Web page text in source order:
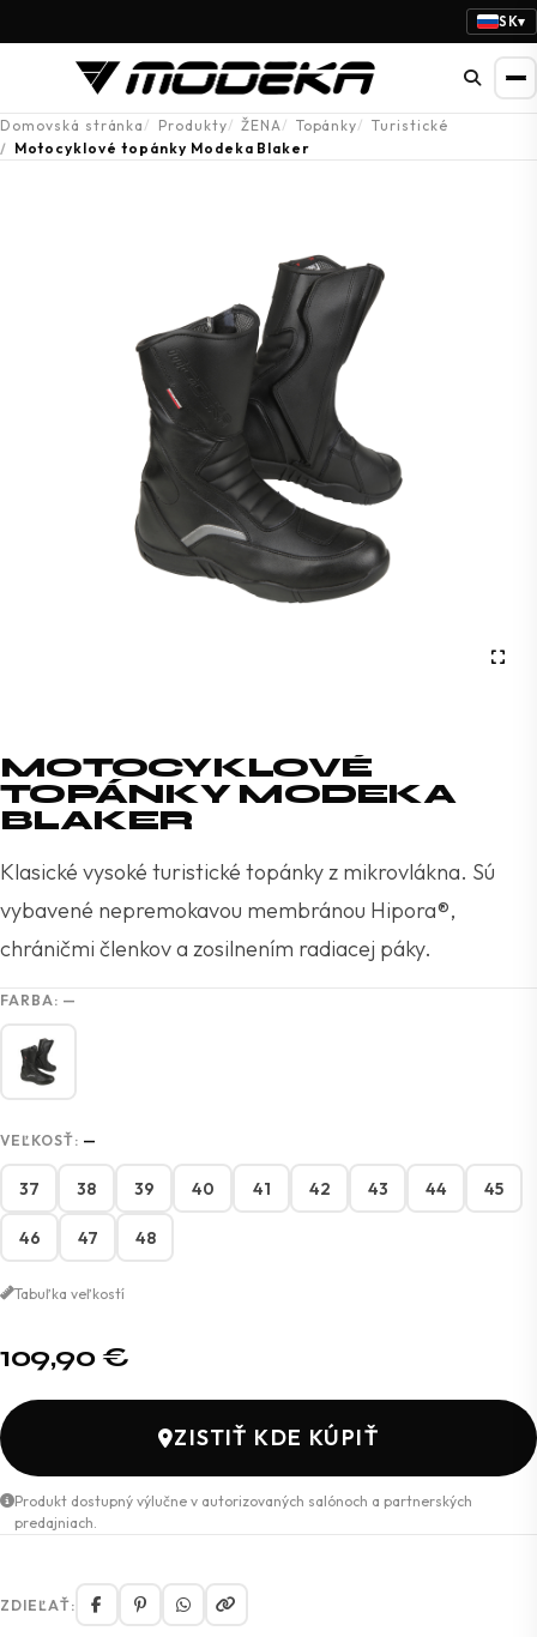
SK▾
Domovská stránka Produkty ŽENA Topánky
Turistické
Motocyklové topánky Modeka Blaker
MOTOCYKLOVÉ
TOPÁNKY MODEKA
BLAKER
Klasické vysoké turistické topánky z mikrovlákna. Sú
vybavené nepremokavou membránou Hipora®,
chráničmi členkov a zosilnením radiacej páky.
FARBA: —
VEĽKOSŤ: —
37 38 39 40 41 42 43 44 45
46 47 48
Tabuľka veľkostí
109,90 €
ZISTIŤ KDE KÚPIŤ
Produkt dostupný výlučne v autorizovaných salónoch a partnerských
predajniach.
ZDIEĽAŤ: